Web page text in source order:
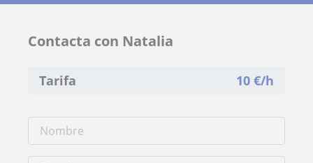
Contacta con Natalia
Tarifa 10 €/h